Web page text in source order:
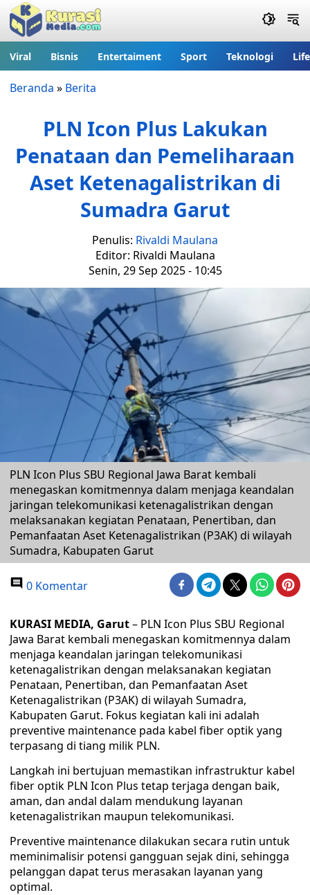
Viral Bisnis Entertaiment Sport Teknologi
Beranda » Berita
PLN Icon Plus Lakukan
Penataan dan Pemeliharaan
Aset Ketenagalistrikan di
Sumadra Garut
Penulis: Rivaldi Maulana
Editor: Rivaldi Maulana
Senin, 29 Sep 2025 - 10:45
PLN Icon Plus SBU Regional Jawa Barat kembali
menegaskan komitmennya dalam menjaga keandalan
jaringan telekomunikasi ketenagalistrikan dengan
melaksanakan kegiatan Penataan, Penertiban, dan
Pemanfaatan Aset Ketenagalistrikan (P3AK) di wilayah
Sumadra, Kabupaten Garut
0 Komentar
KURASI MEDIA, Garut– PLN Icon Plus SBU Regional
Jawa Barat kembali menegaskan komitmennya dalam
menjaga keandalan jaringan telekomunikasi
ketenagalistrikan dengan melaksanakan kegiatan
Penataan, Penertiban, dan Pemanfaatan Aset
Ketenagalistrikan (P3AK) di wilayah Sumadra,
Kabupaten Garut. Fokus kegiatan kali ini adalah
preventive maintenance pada kabel fiber optik yang
terpasang di tiang milik PLN.
Langkah ini bertujuan memastikan infrastruktur kabel
fiber optik PLN Icon Plus tetap terjaga dengan baik,
aman, dan andal dalam mendukung layanan
ketenagalistrikan maupun telekomunikasi.
Preventive maintenance dilakukan secara rutin untuk
meminimalisir potensi gangguan sejak dini, sehingga
pelanggan dapat terus merasakan layanan yang
optimal.